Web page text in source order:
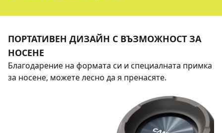
ПОРТАТИВЕН ДИЗАЙН С ВЪЗМОЖНОСТ ЗА
НОСЕНЕ
Благодарение на формата си и специалната примка
за носене, можете лесно да я пренасяте.